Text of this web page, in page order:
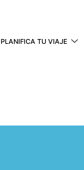
PLANIFICA TU VIAJE